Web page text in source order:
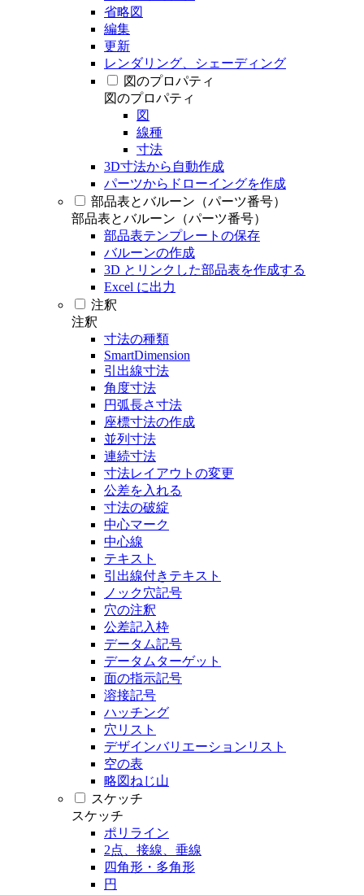
省略図
編集
更新
レンダリング、シェーディング
図のプロパティ
図のプロパティ
図
線種
寸法
3D寸法から自動作成
パーツからドローイングを作成
部品表とバルーン（パーツ番号）
部品表とバルーン（パーツ番号）
部品表テンプレートの保存
バルーンの作成
3D とリンクした部品表を作成する
Excel に出力
注釈
注釈
寸法の種類
SmartDimension
引出線寸法
角度寸法
円弧長さ寸法
座標寸法の作成
並列寸法
連続寸法
寸法レイアウトの変更
公差を入れる
寸法の破綻
中心マーク
中心線
テキスト
引出線付きテキスト
ノック穴記号
穴の注釈
公差記入枠
データム記号
データムターゲット
面の指示記号
溶接記号
ハッチング
穴リスト
デザインバリエーションリスト
空の表
略図ねじ山
スケッチ
スケッチ
ポリライン
2点、接線、垂線
四角形・多角形
円